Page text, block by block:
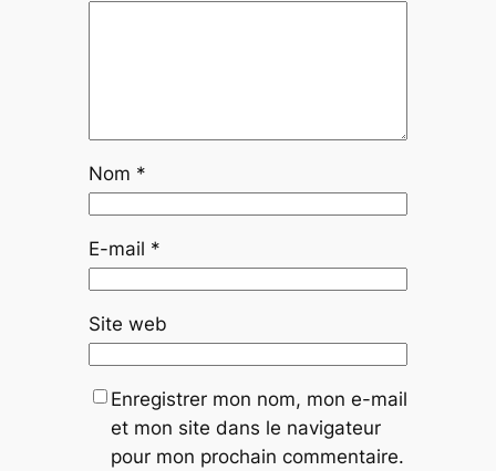
Nom *
E-mail *
Site web
Enregistrer mon nom, mon e-mail
et mon site dans le navigateur
pour mon prochain commentaire.